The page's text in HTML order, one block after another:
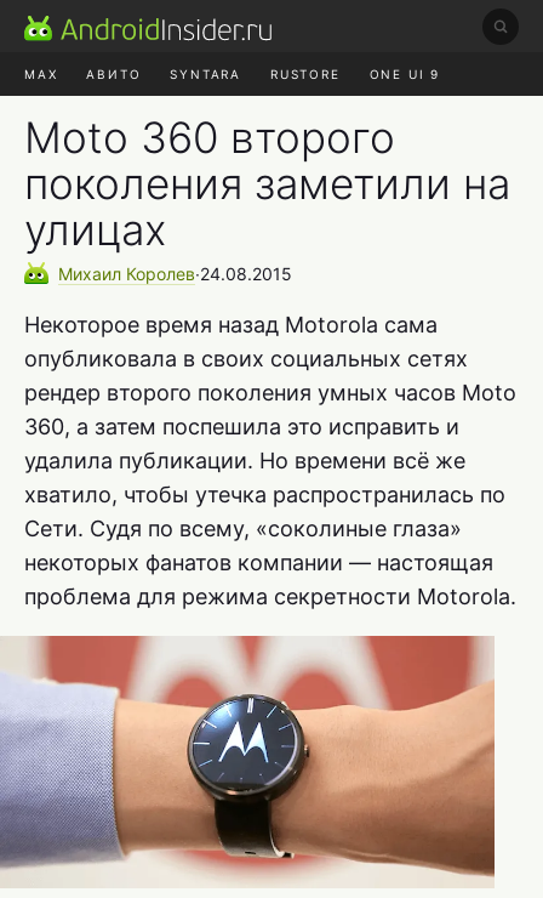
MAX АВИТО SYNTARA RUSTORE ONE UI 9
Moto 360 второго
поколения заметили на
улицах
Михаил Королев∙24.08.2015
Некоторое время назад Motorola сама
опубликовала в своих социальных сетях
рендер второго поколения умных часов Moto
360, а затем поспешила это исправить и
удалила публикации. Но времени всё же
хватило, чтобы утечка распространилась по
Сети. Судя по всему, «соколиные глаза»
некоторых фанатов компании — настоящая
проблема для режима секретности Motorola.